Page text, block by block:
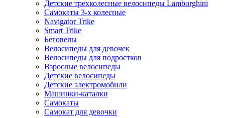
Детские трехколесные велосипеды Lamborghini
Самокаты 3-х колесные
Navigator Trike
Smart Trike
Беговелы
Велосипеды для девочек
Велосипеды для подростков
Взрослые велосипеды
Детские велосипеды
Детские электромобили
Машинки-каталки
Самокаты
Самокат для девочки